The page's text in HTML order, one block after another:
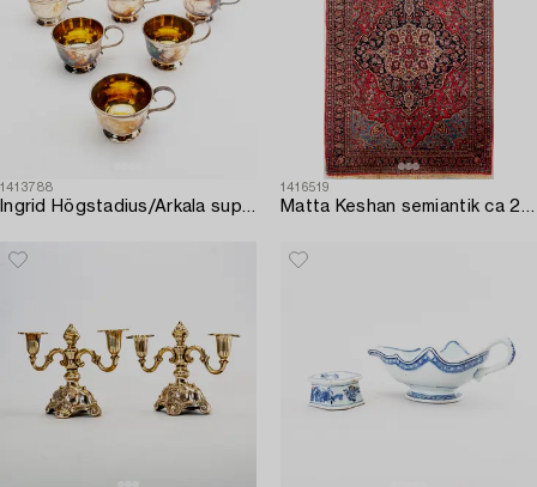
1413788
Ingrid Högstadius/Arkala supkoppar 6 st Boliden-silver Stockholm 1978.
1416519
Matta Keshan semiantik ca 203x143 cm.